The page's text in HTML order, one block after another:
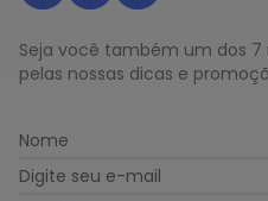
Seja você também um dos 7
pelas nossas dicas e
Nome
Digite seu e-mail